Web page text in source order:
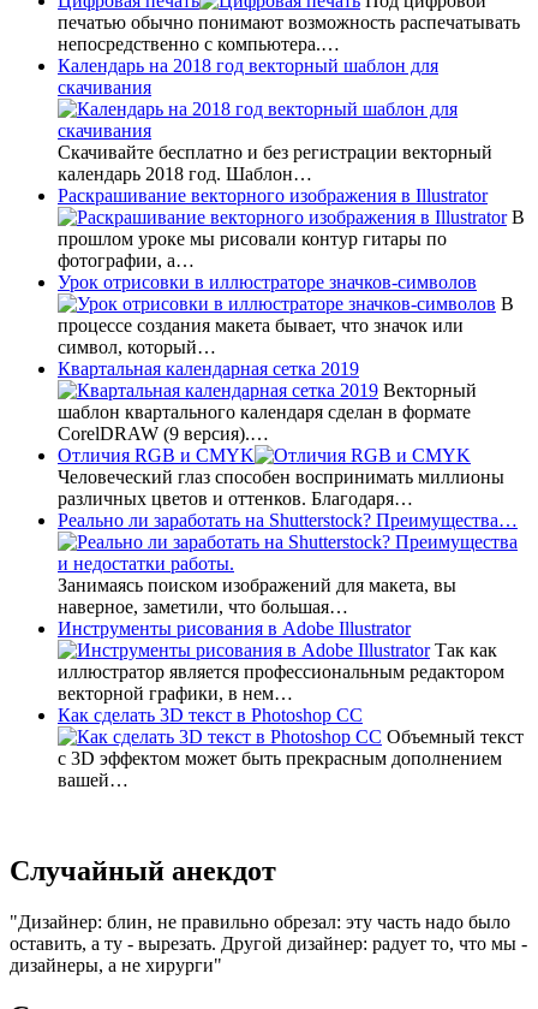
печатью обычно понимают возможность распечатывать
непосредственно с компьютера.…
Календарь на 2018 год векторный шаблон для
скачивания
Скачивайте бесплатно и без регистрации векторный
календарь 2018 год. Шаблон…
Раскрашивание векторного изображения в Illustrator
В
прошлом уроке мы рисовали контур гитары по
фотографии, а…
Урок отрисовки в иллюстраторе значков-символов
В
процессе создания макета бывает, что значок или
символ, который…
Квартальная календарная сетка 2019
Векторный
шаблон квартального календаря сделан в формате
CorelDRAW (9 версия).…
Отличия RGB и CMYK
Человеческий глаз способен воспринимать миллионы
различных цветов и оттенков. Благодаря…
Реально ли заработать на Shutterstock? Преимущества…
Занимаясь поиском изображений для макета, вы
наверное, заметили, что большая…
Инструменты рисования в Adobe Illustrator
Так как
иллюстратор является профессиональным редактором
векторной графики, в нем…
Как сделать 3D текст в Photoshop CC
Объемный текст
с 3D эффектом может быть прекрасным дополнением
вашей…
Случайный анекдот
Дизайнер: блин, не правильно обрезал: эту часть надо было
оставить, а ту - вырезать. Другой дизайнер: радует то, что мы -
дизайнеры, а не хирурги